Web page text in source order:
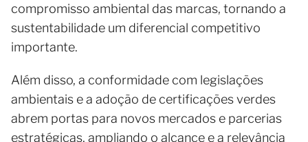
compromisso ambiental das marcas, tornando a
sustentabilidade um diferencial competitivo
importante.
Além disso, a conformidade com legislações
ambientais e a adoção de certificações verdes
abrem portas para novos mercados e parcerias
estratégicas, ampliando o alcance e a relevância